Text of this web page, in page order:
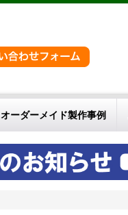
オーダーメイド製作事例